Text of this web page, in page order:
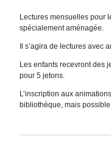
Lectures mensuelles pour
spécialement aménagée.
Il s’agira de lectures avec
Les enfants recevront des
pour 5 jetons.
L’inscription aux
bibliothèque, mais